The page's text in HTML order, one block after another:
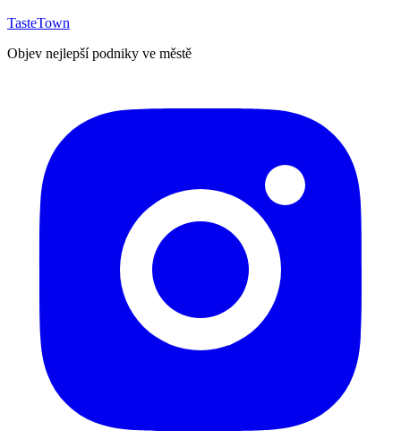
TasteTown
Objev nejlepší podniky ve městě